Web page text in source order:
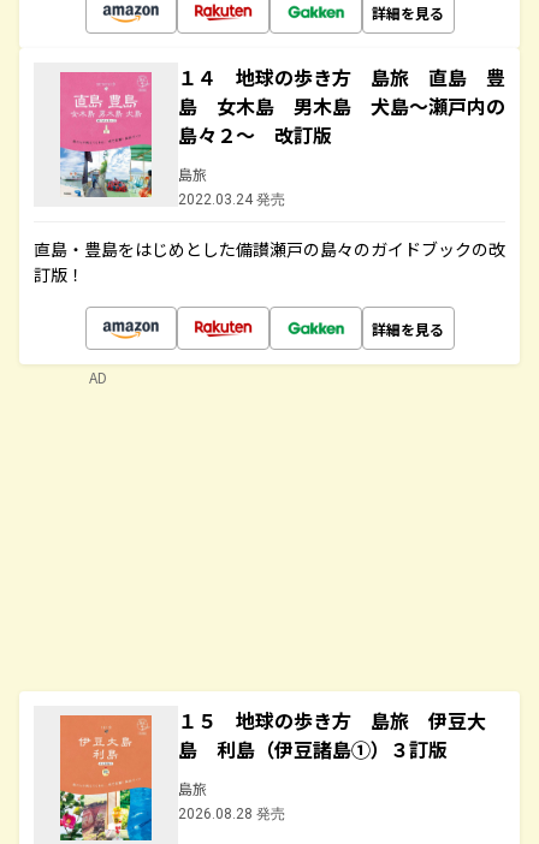
詳細を見る
１４ 地球の歩き方 島旅 直島 豊
島 女木島 男木島 犬島～瀬戸内の
島々２～ 改訂版
島旅
2022.03.24 発売
直島・豊島をはじめとした備讃瀬戸の島々のガイドブックの改
訂版！
詳細を見る
１５ 地球の歩き方 島旅 伊豆大
島 利島（伊豆諸島①）３訂版
島旅
2026.08.28 発売
AD